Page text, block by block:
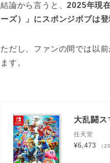
結論から言うと、2025年現
ーズ）」にスポンジボブは登
ただし、ファンの間では以
ます。
大乱闘
任天堂
¥6,473 （